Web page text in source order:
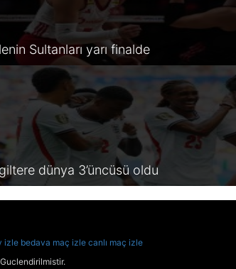
Sultanları yarı finalde
dünya 3’üncüsü oldu
izle bedava maç izle canlı maç izle